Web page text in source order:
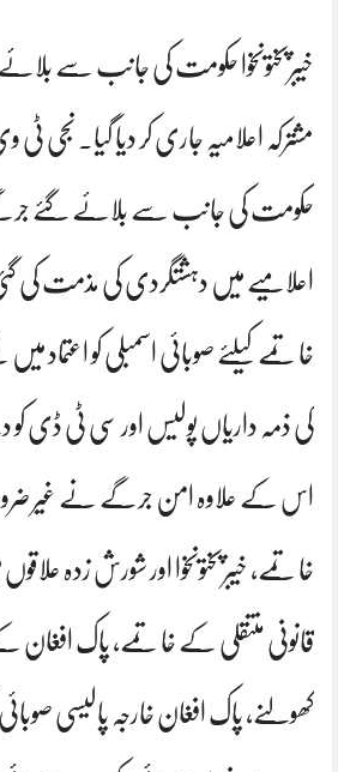
خیبرپختونخوا حکومت کی جانب سے
مشترکہ اعلامیہ جاری کر دیا گیا۔ نجی
حکومت کی جانب سے بلائے گئے
اعلامیے میں دہشتگردی کی مذمت کی
خاتمے کیلئے صوبائی اسمبلی کو اعتماد میں
کی ذمہ داریاں پولیس اور سی ٹی ڈی کو
اس کے علاوہ امن جرگے نے غیر
خاتمے، خیبرپختونخوا اور شورش زدہ
قانونی منتقلی کے خاتمے، پاک افغان
کھولنے، پاک افغان خارجہ پالیسی